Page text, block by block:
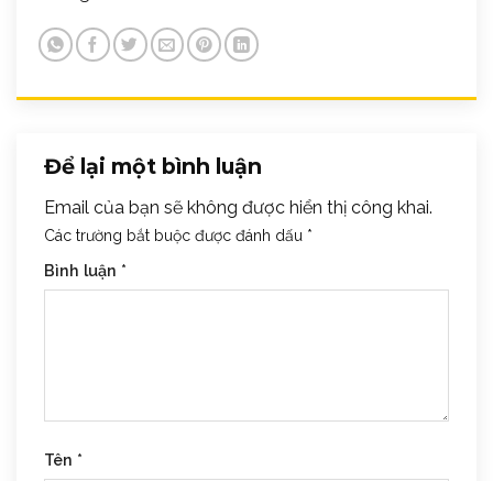
Để lại một bình luận
Email của bạn sẽ không được hiển thị công khai.
Các trường bắt buộc được đánh dấu *
Bình luận *
Tên *